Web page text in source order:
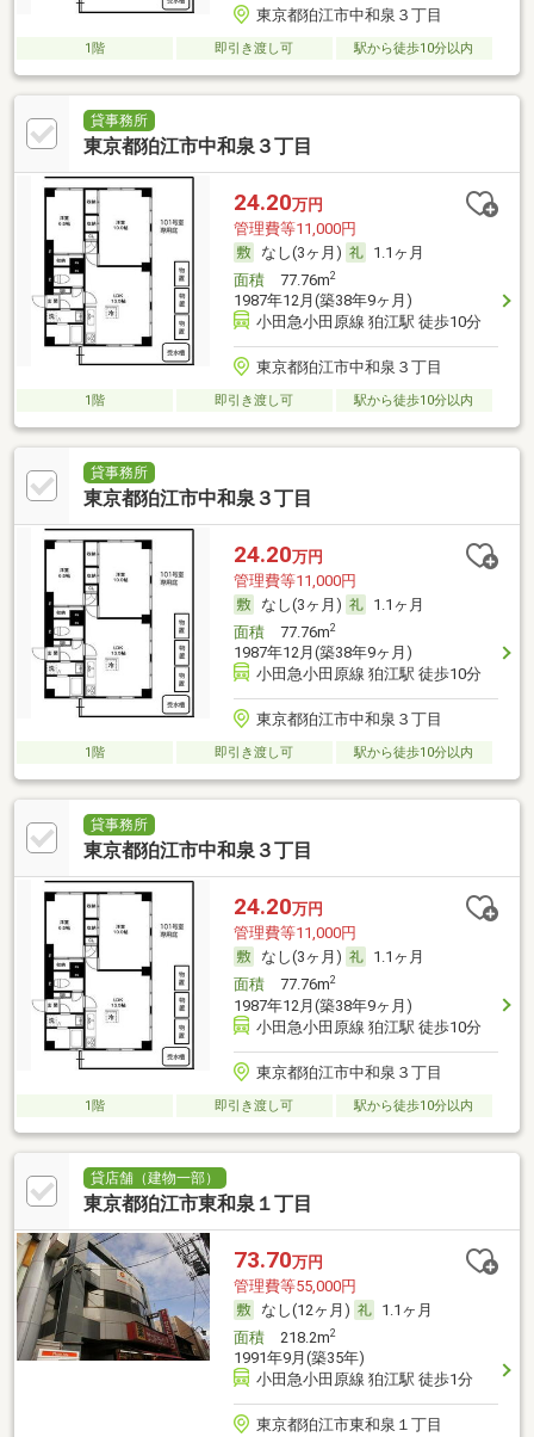
東京都狛江市中和泉３丁目
1階 即引き渡し可 駅から徒歩10分以内
貸事務所
東京都狛江市中和泉３丁目
24.20万円
管理費等11,000円
なし(3ヶ月)
1.1ヶ月
面積77.76m2
1987年12月(築38年9ヶ月)
小田急小田原線 狛江駅 徒歩10分
東京都狛江市中和泉３丁目
1階 即引き渡し可 駅から徒歩10分以内
貸事務所
東京都狛江市中和泉３丁目
24.20万円
管理費等11,000円
なし(3ヶ月)
1.1ヶ月
面積77.76m2
1987年12月(築38年9ヶ月)
小田急小田原線 狛江駅 徒歩10分
東京都狛江市中和泉３丁目
1階 即引き渡し可 駅から徒歩10分以内
貸事務所
東京都狛江市中和泉３丁目
24.20万円
管理費等11,000円
なし(3ヶ月)
1.1ヶ月
面積77.76m2
1987年12月(築38年9ヶ月)
小田急小田原線 狛江駅 徒歩10分
東京都狛江市中和泉３丁目
1階 即引き渡し可 駅から徒歩10分以内
貸店舗（建物一部）
東京都狛江市東和泉１丁目
73.70万円
管理費等55,000円
なし(12ヶ月)
1.1ヶ月
面積218.2m2
1991年9月(築35年)
小田急小田原線 狛江駅 徒歩1分
東京都狛江市東和泉１丁目